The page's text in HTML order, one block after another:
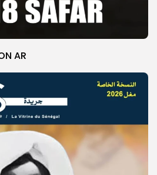
AR